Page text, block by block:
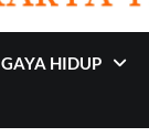
GAYA HIDUP